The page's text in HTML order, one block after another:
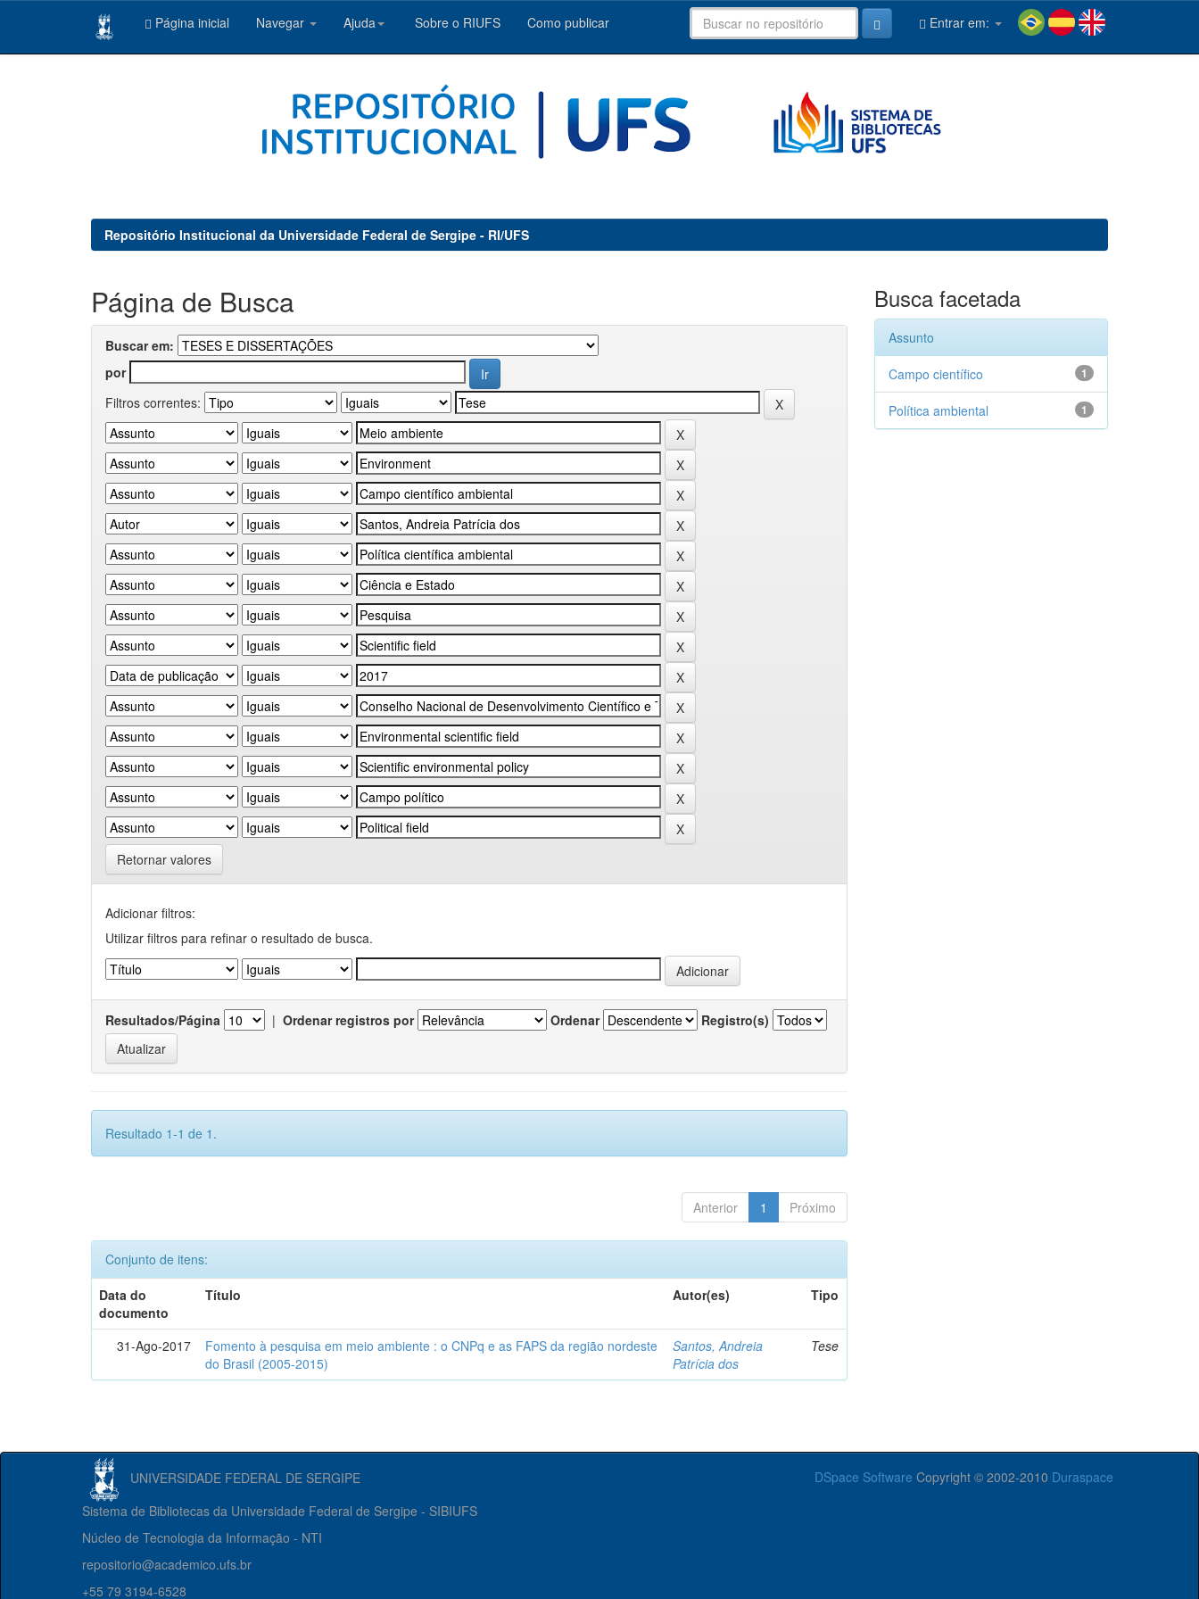
Página inicial Navegar Ajuda Sobre o RIUFS Como publicar Entrar em:
Repositório Institucional da Universidade Federal de Sergipe - RI/UFS
Página de Busca
Buscar em:
por
Filtros correntes:
Retornar valores
Adicionar filtros:
Utilizar filtros para refinar o resultado de busca.
Resultados/Página | Ordenar registros por Ordenar Registro(s)
Resultado 1-1 de 1.
Anterior 1 Próximo
Conjunto de itens:
Data do
documento
Título Autor(es) Tipo
31-Ago-2017
Fomento à pesquisa em meio ambiente : o CNPq e as FAPS da região nordeste
do Brasil (2005-2015)
Santos, Andreia
Patrícia dos
Tese
Busca facetada
Assunto
1
Campo científico
1
Política ambiental
UNIVERSIDADE FEDERAL DE SERGIPE DSpace Software Copyright © 2002-2010 Duraspace
Sistema de Bibliotecas da Universidade Federal de Sergipe - SIBIUFS
Núcleo de Tecnologia da Informação - NTI
repositorio@academico.ufs.br
+55 79 3194-6528